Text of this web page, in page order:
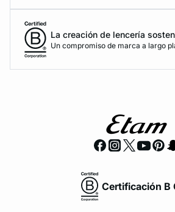
La creación de lencería
Un compromiso de marca a largo
Certificación B